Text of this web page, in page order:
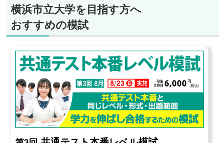
横浜市立大学を目指す方へ
おすすめの模試